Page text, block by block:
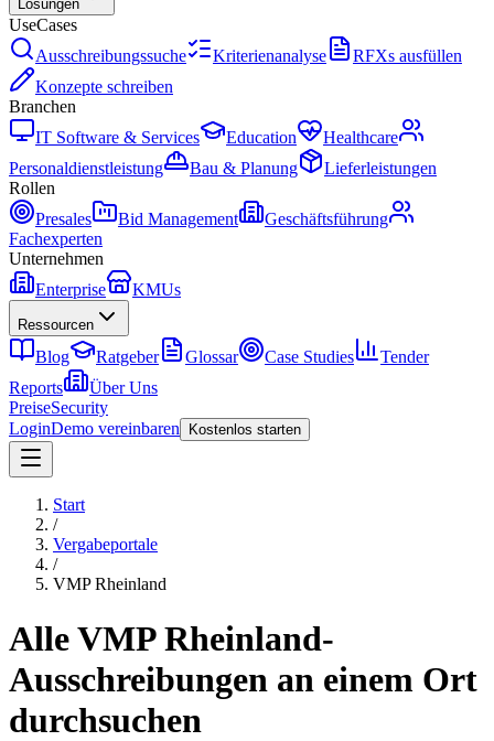
Lösungen
UseCases
Ausschreibungssuche
Kriterienanalyse
RFXs ausfüllen
Konzepte schreiben
Branchen
IT Software & Services
Education
Healthcare
Personaldienstleistung
Bau & Planung
Lieferleistungen
Rollen
Presales
Bid Management
Geschäftsführung
Fachexperten
Unternehmen
Enterprise
KMUs
Ressourcen
Blog Ratgeber Glossar Case Studies
Tender
Reports
Über Uns
PreiseSecurity
LoginDemo vereinbaren Kostenlos starten
Start
/
Vergabeportale
/
VMP Rheinland
AlleVMP Rheinland-
Ausschreibungen an einem Ort
durchsuchen